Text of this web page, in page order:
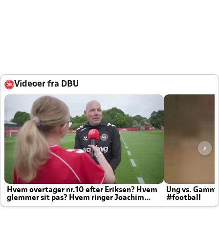
Videoer fra DBU
Hvem overtager nr.10 efter Eriksen? Hvem
glemmer sit pas? Hvem ringer Joachim
altid til efter kampe?
Ung vs.
#football